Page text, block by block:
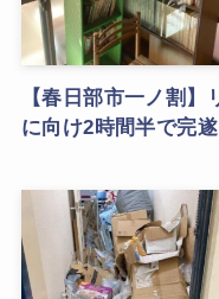
【春日部市一ノ割
に向け2時間半で完遂